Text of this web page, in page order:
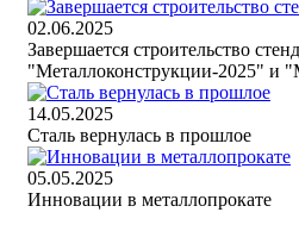
02.06.2025
Завершается строительство
"Металлоконструкции-2025" и
14.05.2025
Сталь вернулась в прошлое
05.05.2025
Инновации в металлопрокате